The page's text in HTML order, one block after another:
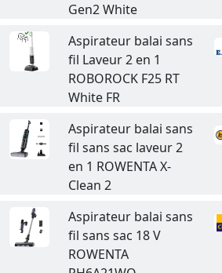
Gen2 White
Aspirateur balai sans
fil Laveur 2 en 1
ROBOROCK F25 RT
White FR
Aspirateur balai sans
fil sans sac laveur 2
en 1 ROWENTA X-
Clean 2
Aspirateur balai sans
fil sans sac 18 V
ROWENTA